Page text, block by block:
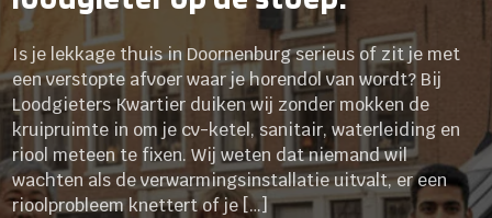
Is je lekkage thuis in Doornenburg serieus of zit je met
een verstopte afvoer waar je horendol van wordt? Bij
Loodgieters Kwartier duiken wij zonder mokken de
kruipruimte in om je cv-ketel, sanitair, waterleiding en
riool meteen te fixen. Wij weten dat niemand wil
wachten als de verwarmingsinstallatie uitvalt, er een
rioolprobleem knettert of je […]